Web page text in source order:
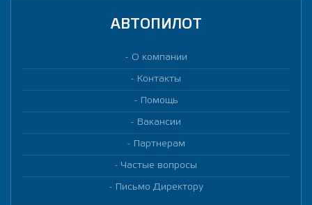
АВТОПИЛОТ
О компании
Контакты
Помощь
Вакансии
Партнерам
Частые вопросы
Письмо Директору